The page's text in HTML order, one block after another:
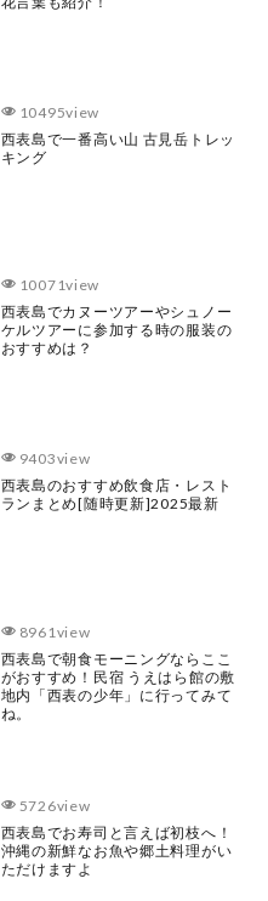
10495view
西表島で一番高い山 古見岳トレッ
キング
10071view
西表島でカヌーツアーやシュノー
ケルツアーに参加する時の服装の
おすすめは？
9403view
西表島のおすすめ飲食店・レスト
ランまとめ[随時更新]2025最新
8961view
西表島で朝食モーニングならここ
がおすすめ！民宿 うえはら館の敷
地内「西表の少年」に行ってみて
ね。
5726view
西表島でお寿司と言えば初枝へ！
沖縄の新鮮なお魚や郷土料理がい
ただけますよ